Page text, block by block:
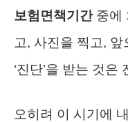
보험면책기간중에
고, 사진을 찍고,
‘진단’을 받는 것
오히려 이 시기에